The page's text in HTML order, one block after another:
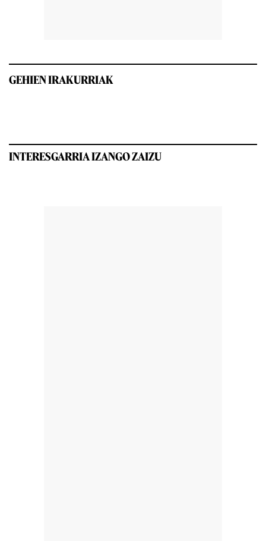
GEHIEN IRAKURRIAK
INTERESGARRIA IZANGO ZAIZU